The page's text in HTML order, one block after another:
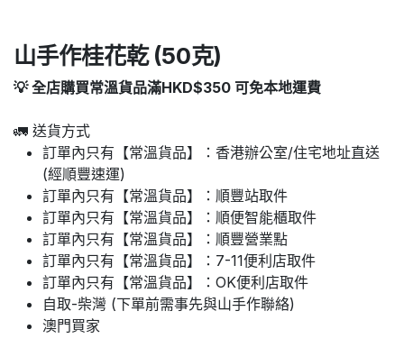
山手作桂花乾 (50克)
💡 全店購買常溫貨品滿HKD$350 可免本地運費
🚛 送貨方式
訂單內只有【常溫貨品】：香港辦公室/住宅地址直送
(經順豐速運)
訂單內只有【常溫貨品】：順豐站取件
訂單內只有【常溫貨品】：順便智能櫃取件
訂單內只有【常溫貨品】：順豐營業點
訂單內只有【常溫貨品】：7-11便利店取件
訂單內只有【常溫貨品】：OK便利店取件
自取-柴灣 (下單前需事先與山手作聯絡)
澳門買家